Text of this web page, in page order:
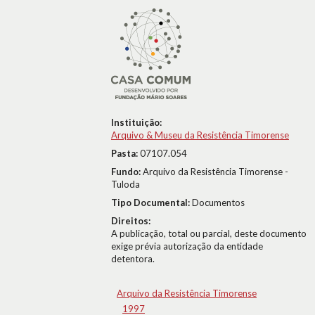
Instituição:
Arquivo & Museu da Resistência Timorense
Pasta:07107.054
Fundo:Arquivo da Resistência Timorense -
Tuloda
Tipo Documental:Documentos
Direitos:
A publicação, total ou parcial, deste documento
exige prévia autorização da entidade
detentora.
Arquivo da Resistência Timorense
1997